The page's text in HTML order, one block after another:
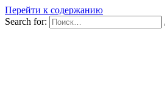
Перейти к содержанию
Search for: